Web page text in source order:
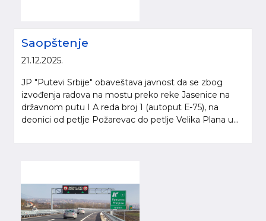
Saopštenje
21.12.2025.
JP "Putevi Srbije" obaveštava javnost da se zbog
izvođenja radova na mostu preko reke Jasenice na
državnom putu I А reda broj 1 (autoput Е-75), na
deonici od petlje Požarevac do petlje Velika Plana u...